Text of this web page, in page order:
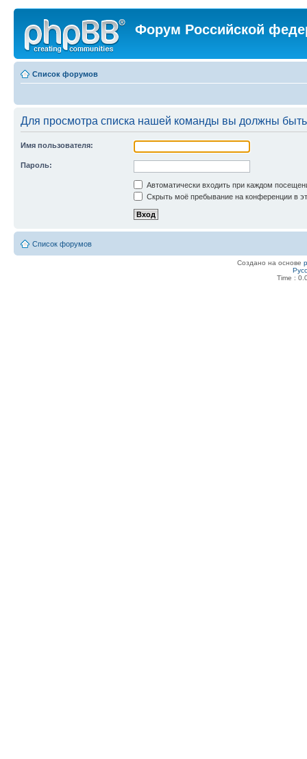
Форум Российской
Список форумов
Для просмотра списка нашей команды вы должны
Имя пользователя:
Пароль:
Автоматически входить при каждом
Скрыть моё пребывание на конференции в
Список форумов
Создано на основе
Time :